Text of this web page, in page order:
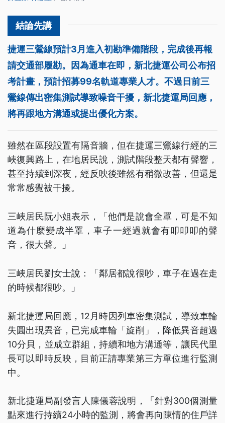
捷運三鶯線預計3月進入初勘準備階段，完成後再報
請交通部履勘。因為通車在即，新北捷運公司公布招
考計畫，預計招募99名軌道專業人才。不過日前三
鶯線傳出密集測試導致噪音干擾，新北捷運局回應，
將再跟地方溝通或提出優化方案。
雖然在區段設置有隔音牆，但在捷運三鶯線行經的三
峽復興路上，在地居民說，測試階段整天都有聲響，
甚至持續到深夜，經反映後雖然有稍微改善，但還是
常常感覺被干擾。
三峽居民阮小姐表示，「他們是說會全罩，可是不知
道為什麼變成半罩，車子一經過就會有叩叩叩的聲
音，很大聲。」
三峽居民劉女士說：「鄰居都說很吵，車子在過在走
的時候都很吵。」
新北捷運局回應，12月時因列車密集測試，導致車輪
失圓出現異音，已完成車輪「旋削」，降低異音超過
10分貝，並成立群組，持續和地方溝通等，讓民代里
長可以即時反映，目前正請專業第三方單位進行監測
中。
新北捷運局副發言人陳儀蓉說明，「針對300個測量
點來進行持續24小時的監測，將會再向陳情的住戶詳